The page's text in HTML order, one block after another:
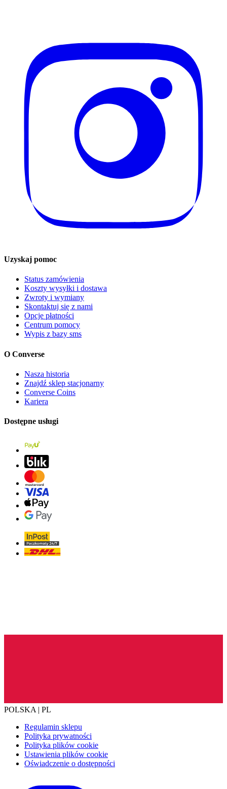
Uzyskaj pomoc
Status zamówienia
Koszty wysyłki i dostawa
Zwroty i wymiany
Skontaktuj się z nami
Opcje płatności
Centrum pomocy
Wypis z bazy sms
O Converse
Nasza historia
Znajdź sklep stacjonarny
Converse Coins
Kariera
Dostępne usługi
POLSKA | PL
Regulamin sklepu
Polityka prywatności
Polityka plików cookie
Ustawienia plików cookie
Oświadczenie o dostępności